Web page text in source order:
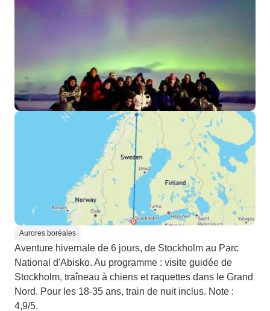
Aurores boréales
Aventure hivernale de 6 jours, de Stockholm au Parc
National d'Abisko. Au programme : visite guidée de
Stockholm, traîneau à chiens et raquettes dans le Grand
Nord. Pour les 18-35 ans, train de nuit inclus. Note :
4,9/5.